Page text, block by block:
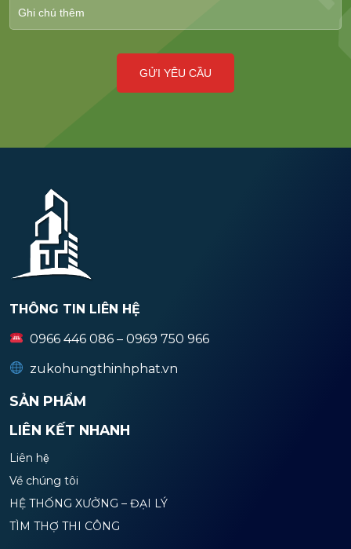
THÔNG TIN LIÊN HỆ
0966 446 086 – 0969 750 966
zukohungthinhphat.vn
SẢN PHẨM
LIÊN KẾT NHANH
Liên hệ
Về chúng tôi
HỆ THỐNG XƯỞNG – ĐẠI LÝ
TÌM THỢ THI CÔNG